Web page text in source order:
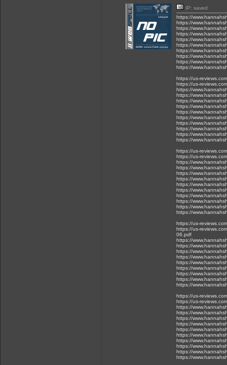
IP: saved
https://
https://
https://
https://
https://
https://
https://
https://
https://
https://
https://us-
https://us-
https://
https://
https://
https://
https://
https://
https://
https://
https://
https://
https://us-
https://us-
https://
https://
https://
https://
https://
https://
https://
https://
https://
https://
https://us-
https://us-
06.pdf
https://
https://
https://
https://
https://
https://
https://
https://
https://
https://us-
https://us-
https://
https://
https://
https://
https://
https://
https://
https://
https://
https://